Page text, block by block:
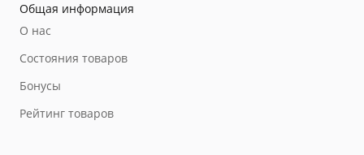
Общая информация
О нас
Состояния товаров
Бонусы
Рейтинг товаров